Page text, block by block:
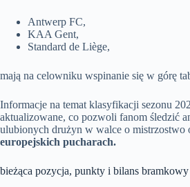
Antwerp FC,
KAA Gent,
Standard de Liège,
mają na celowniku wspinanie się w górę
Informacje na temat klasyfikacji sezonu
aktualizowane, co pozwoli fanom śledzić
ulubionych drużyn w walce o mistrzostwo
europejskich pucharach.
bieżąca pozycja, punkty i bilans bramkowy